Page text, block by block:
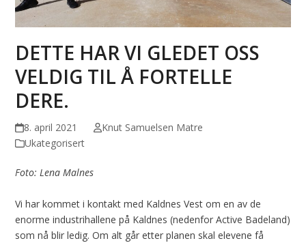
DETTE HAR VI GLEDET OSS
VELDIG TIL Å FORTELLE
DERE.
8. april 2021
Knut Samuelsen Matre
Ukategorisert
Foto: Lena Malnes
Vi har kommet i kontakt med Kaldnes Vest om en av de
enorme industrihallene på Kaldnes (nedenfor Active Badeland)
som nå blir ledig. Om alt går etter planen skal elevene få